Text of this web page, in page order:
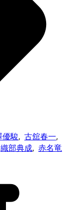
優駿, 古舘春一,
織部典成, 赤名竜